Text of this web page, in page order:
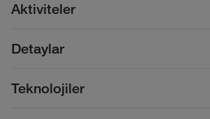
Detaylar
Aktiviteler
Teknolojiler